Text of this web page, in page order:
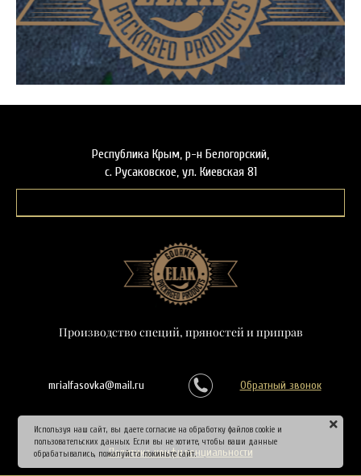
Республика Крым, р-н Белогорский,
с. Русаковское, ул. Киевская 81
Производство специй, пряностей и приправ
mrialfasovka@mail.ru Обратный звонок
Политика конфиденциальности
Используя наш сайт, вы даете согласие на обработку файлов cookie и
пользовательских данных. Если вы не хотите, чтобы ваши данные
обрабатывались, пожалуйста покиньте сайт.